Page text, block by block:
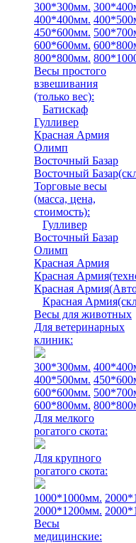
300*300мм.
400*400мм.
450*600мм.
600*600мм.
800*800мм.
Весы простого
взвешивания
(только вес):
Батискаф
Гулливер
Красная Армия
Олимп
Восточный Базар
Восточный
Торговые весы
(масса, цена,
стоимость):
Гулливер
Восточный Базар
Олимп
Красная Армия
Красная
Красная
Красная
Весы для животных
Для ветеринарных
клиник:
300*300мм.
400*500мм.
600*600мм.
600*800мм.
Для мелкого
рогатого скота:
Для крупного
рогатого скота:
1000*1000мм.
2000*1200мм.
Весы
медицинские: